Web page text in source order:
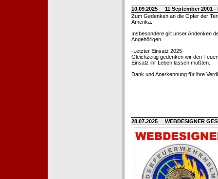
10.09.2025
11 September 2001
Zum Gedenken an die Opfer der
Amerika.
Insbesondere gilt unser Andenken
Angehörigen.
-Letzter Einsatz 2025-
Gleichzeitig gedenken wir den
Einsatz ihr Leben lassen mußten.
Dank und Anerkennung für ihre
28.07.2025 WEBDESIGNER